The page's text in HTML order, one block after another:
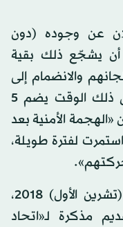
عن وجوده (دون
يشجّع ذلك بقية
والانضمام إلى
«تجمع المهنيين» الذي كان حتى ذلك الوقت يضم 5
الأمنية بعد
واستمرت لفترة طويلة،
واستمر هذا الوضع حتى أكتوبر (تشرين الأول) 2018،
مذكرة لـ«اتحاد